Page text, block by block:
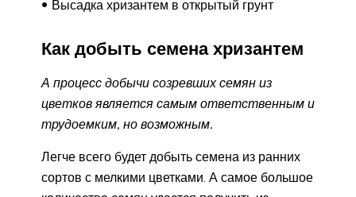
Высадка хризантем в открытый грунт
Как добыть семена хризантем
А процесс добычи созревших семян из
цветков является самым ответственным и
трудоемким, но возможным.
Легче всего будет добыть семена из ранних
сортов с мелкими цветками. А самое большое